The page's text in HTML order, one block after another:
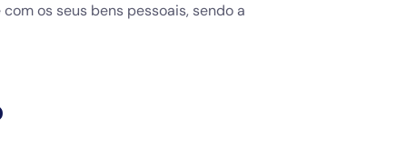
os seus bens pessoais, sendo a